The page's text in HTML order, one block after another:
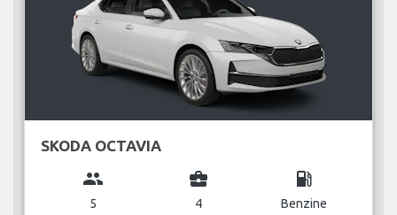
SKODA OCTAVIA
group
5
business_center
4
local_gas_station
Benzine